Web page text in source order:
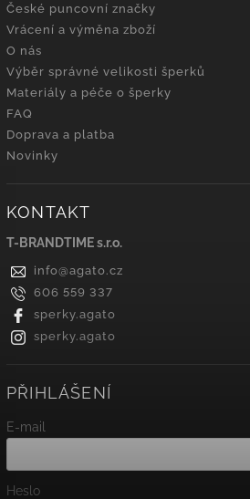
České puncovní značky
Vrácení a výměna zboží
O nás
Výběr správné velikosti šperků
Materiály a péče o šperky
FAQ
Doprava a platba
Novinky
KONTAKT
T-BRANDTIME s.r.o.
info@agato.cz
606 559 337
sperky.agato
sperky.agato
PŘIHLÁŠENÍ
E-mail
Heslo